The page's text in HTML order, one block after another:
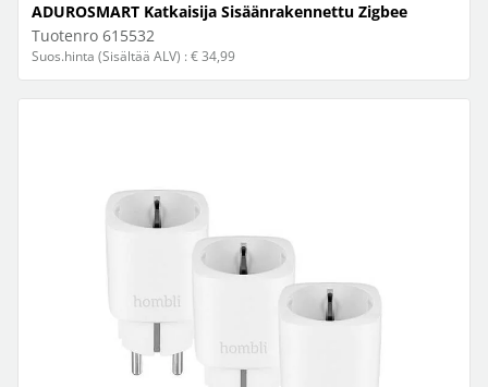
ADUROSMART Katkaisija Sisäänrakennettu Zigbee
Tuotenro 615532
Suos.hinta (Sisältää ALV) : € 34,99